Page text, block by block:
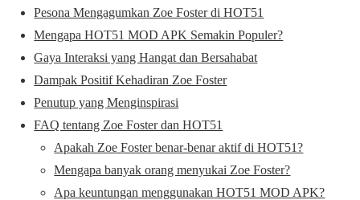
Pesona Mengagumkan Zoe Foster di HOT51
Mengapa HOT51 MOD APK Semakin Populer?
Gaya Interaksi yang Hangat dan Bersahabat
Dampak Positif Kehadiran Zoe Foster
Penutup yang Menginspirasi
FAQ tentang Zoe Foster dan HOT51
Apakah Zoe Foster benar-benar aktif di HOT51?
Mengapa banyak orang menyukai Zoe Foster?
Apa keuntungan menggunakan HOT51 MOD APK?